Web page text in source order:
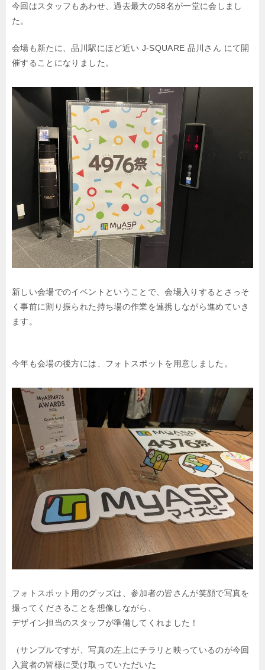
今回はスタッフもあわせ、過去最大の58名が一堂に会しまし
た。
会場も新たに、品川駅にほど近い J-SQUARE 品川さん にて開
催することになりました。
新しい会場でのイベントということで、会場入りするとさっそ
く事前に割り振られた持ち場の作業を連携しながら進めていき
ます。
今年も会場の後方には、フォトスポットを用意しました。
フォトスポット用のグッズは、参加者の皆さんが笑顔で写真を
撮ってくださることを想像しながら、
デザイン担当のスタッフが準備してくれました！
（サンプルですが、写真の左上にチラリと映っているのが今回
入賞者の皆様に受け取っていただいた